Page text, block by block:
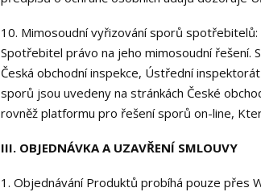
10. Mimosoudní vyřizování sporů
Spotřebitel právo na jeho mimosoudní řešení.
Česká obchodní inspekce, Ústřední
sporů jsou uvedeny na stránkách České
rovněž platformu pro řešení sporů on-line,
III. OBJEDNÁVKA A UZAVŘENÍ SMLOUVY
1. Objednávání Produktů probíhá pouze přes